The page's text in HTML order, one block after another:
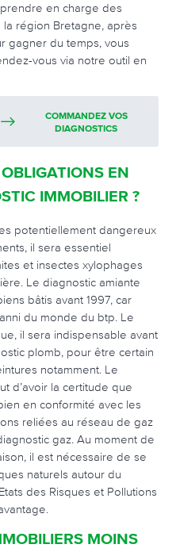
en charge des
région Bretagne, après
gagner du temps, vous
vous via notre outil en
COMMANDEZ VOS
DIAGNOSTICS
EN
IMMOBILIER ?
potentiellement dangereux
il sera essentiel
et insectes xylophages
Le diagnostic amiante
bâtis avant 1997, car
du monde du btp. Le
il sera indispensable avant
plomb, pour être certain
notamment. Le
d’avoir la certitude que
en conformité avec les
reliées au réseau de gaz
gaz. Au moment de
il est nécessaire de se
naturels autour du
des Risques et Pollutions
MOINS